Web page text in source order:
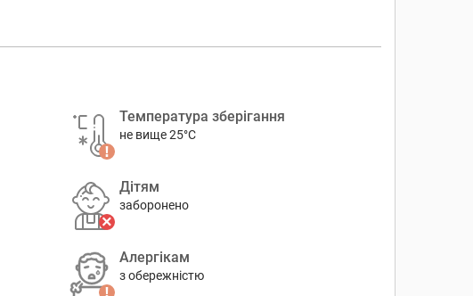
Температура зберігання
не вище 25°C
Дітям
заборонено
Алергікам
з обережністю